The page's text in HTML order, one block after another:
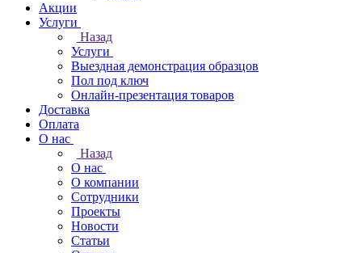
Акции
Услуги
Назад
Услуги
Выездная демонстрация образцов
Пол под ключ
Онлайн-презентация товаров
Доставка
Оплата
О нас
Назад
О нас
О компании
Сотрудники
Проекты
Новости
Статьи